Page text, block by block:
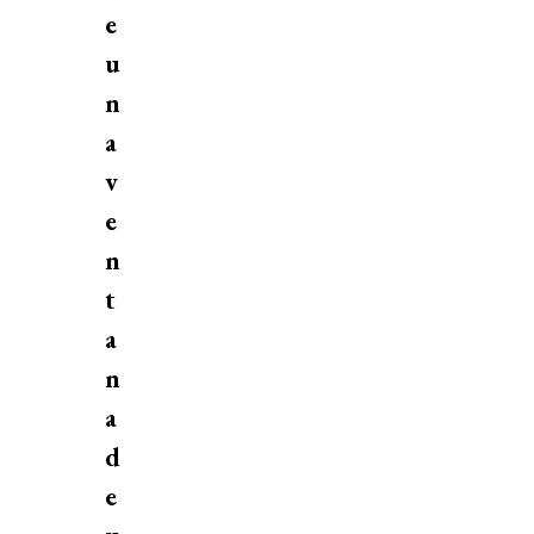
e
u
n
a
v
e
n
t
a
n
a
d
e